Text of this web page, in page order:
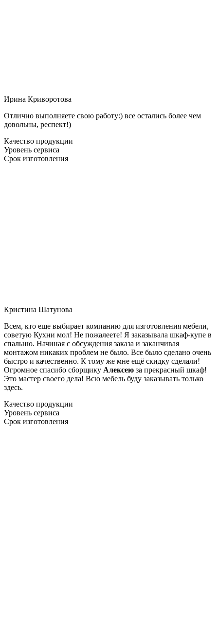
Ирина Криворотова
Отлично выполняете свою работу:) все остались более чем
довольны, респект!)
Качество продукции
Уровень сервиса
Срок изготовления
Кристина Шатунова
Всем, кто еще выбирает компанию для изготовления мебели,
советую Кухни мол! Не пожалеете! Я заказывала шкаф-купе в
спальню. Начиная с обсуждения заказа и заканчивая
монтажом никаких проблем не было. Все было сделано очень
быстро и качественно. К тому же мне ещё скидку сделали!
Огромное спасибо сборщику Алексею за прекрасный шкаф!
Это мастер своего дела! Всю мебель буду заказывать только
здесь.
Качество продукции
Уровень сервиса
Срок изготовления